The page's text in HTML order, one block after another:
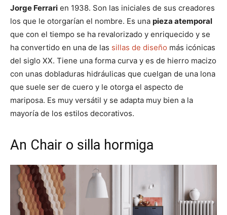
Jorge Ferrari en 1938. Son las iniciales de sus creadores
los que le otorgarían el nombre. Es una pieza atemporal
que con el tiempo se ha revalorizado y enriquecido y se
ha convertido en una de las sillas de diseño más icónicas
del siglo XX. Tiene una forma curva y es de hierro macizo
con unas dobladuras hidráulicas que cuelgan de una lona
que suele ser de cuero y le otorga el aspecto de
mariposa. Es muy versátil y se adapta muy bien a la
mayoría de los estilos decorativos.
An Chair o silla hormiga